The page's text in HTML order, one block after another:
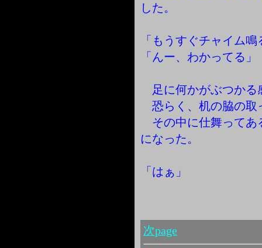
した。
「もうすぐチャイム
「んー、わかってる」
足に何かがぶつかる
恐らく、机の脇の取
その中に仕舞ってあ
になった。
「はぁ」
次page